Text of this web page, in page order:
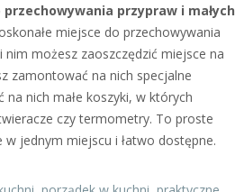
przypraw i małych
miejsce do przechowywania
możesz zaoszczędzić miejsce na
zamontować na nich specjalne
nich małe koszyki, w których
czy termometry. To proste
jednym miejscu i łatwo dostępne.